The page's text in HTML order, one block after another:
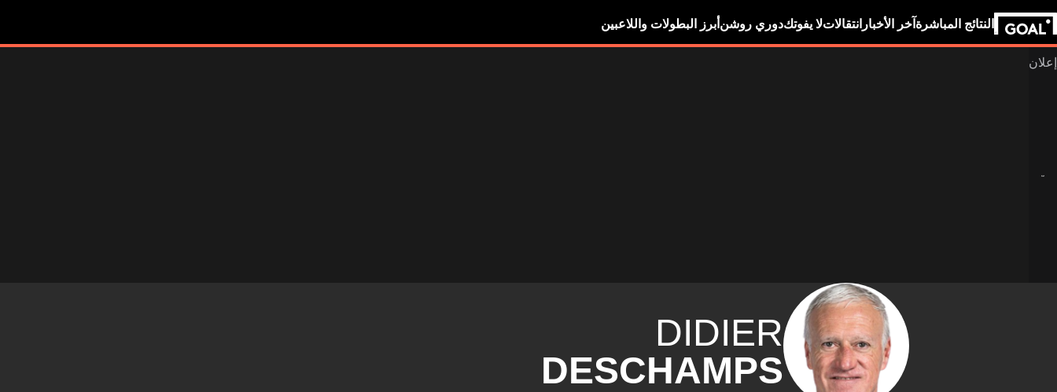
النتائج المباشرة آخر الأخبار انتقالاتلا يفوتكدوري روشن أبرز البطولات واللاعبين
DIDIER
DESCHAMPS